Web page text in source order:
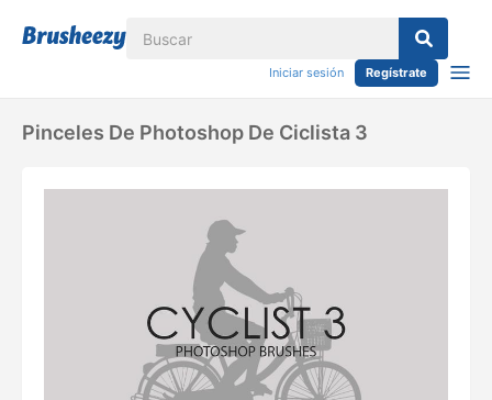
Iniciar sesión Regístrate
Pinceles De Photoshop De Ciclista 3